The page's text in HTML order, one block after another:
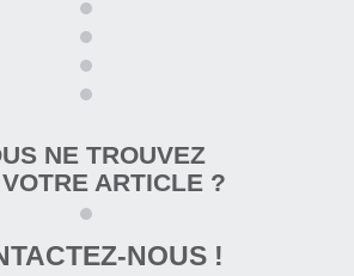
NE TROUVEZ
ARTICLE ?
NOUS !